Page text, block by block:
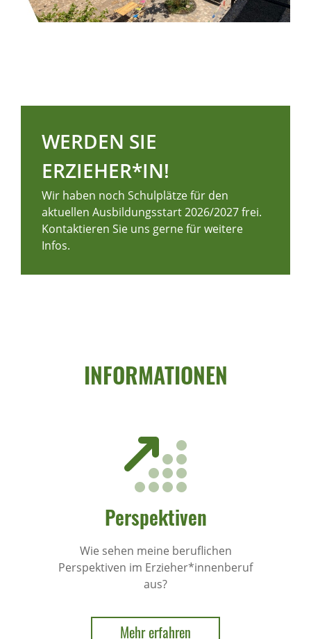
WERDEN SIE
ERZIEHER*IN!
Wir haben noch Schulplätze für den
aktuellen Ausbildungsstart 2026/2027 frei.
Kontaktieren Sie uns gerne für weitere
Infos.
INFORMATIONEN
Perspektiven
Wie sehen meine beruflichen
Perspektiven im Erzieher*innenberuf
aus?
Mehr erfahren